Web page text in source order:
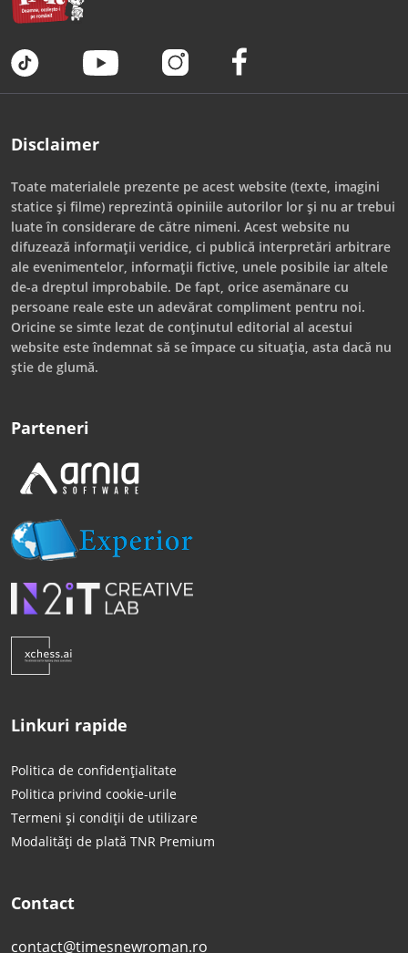
Disclaimer
Toate materialele prezente pe acest website (texte, imagini
statice și filme) reprezintă opiniile autorilor lor și nu ar trebui
luate în considerare de către nimeni. Acest website nu
difuzează informații veridice, ci publică interpretări arbitrare
ale evenimentelor, informații fictive, unele posibile iar altele
de-a dreptul improbabile. De fapt, orice asemănare cu
persoane reale este un adevărat compliment pentru noi.
Oricine se simte lezat de conținutul editorial al acestui
website este îndemnat să se împace cu situația, asta dacă nu
știe de glumă.
Parteneri
Linkuri rapide
Politica de confidențialitate
Politica privind cookie-urile
Termeni și condiții de utilizare
Modalități de plată TNR Premium
Contact
contact@timesnewroman.ro